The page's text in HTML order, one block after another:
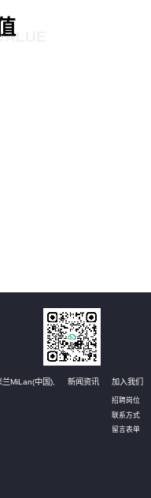
MiLan(中国), 新闻资讯 加入我们
招聘岗位
联系方式
留言表单